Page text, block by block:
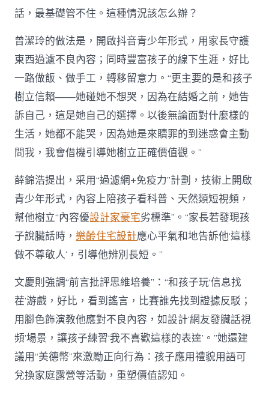
話，最基礎管不住。這種情況該怎么辦？
曾潔玲的做法是，開啟抖音青少年形式，用家長守護
東西過濾不良內容；同時豐富孩子的線下生涯，好比
一路做飯、做手工，轉移留意力。“更主要的是和孩子
樹立信賴——她碰她不想哭，因為在結婚之前，她告
訴自己，這是她自己的選擇。以後無論面對什麼樣的
生活，她都不能哭，因為她是來贖罪的到迷惑會主動
問我，我會借機引導她樹立正確價值觀。”
薛錦浩提出，采用“過濾網+免疫力”計劃，技術上開啟
青少年形式，內容上陪孩子看科普、天然類短視頻，
幫他樹立“內容優設計家豪宅劣標準”。“家長若發現孩
子說臟話時，樂齡住宅設計應心平氣和地告訴他‘這樣
做不尊敬人’，引導他辨別長短。”
文慶則強調“前言批評思維培養”：“和孩子玩‘信息找
茬’游戲，好比，看到謠言，比賽誰先找到證據反駁；
用腳色飾演教他應對不良內容，如設計‘網友發臟話視
頻’場景，讓孩子練習‘我不喜歡這樣的表達’。”她還建
議用“美德幣”來激勵正向行為：孩子應用禮貌用語可
兌換家庭露營等活動，重塑價值認知。